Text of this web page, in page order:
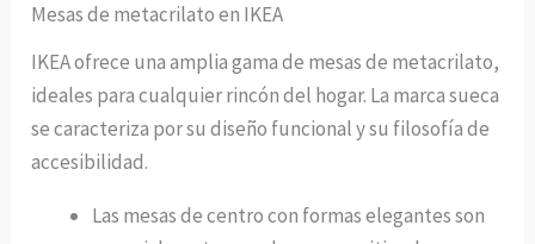
Mesas de metacrilato en IKEA
IKEA ofrece una amplia gama de mesas de metacrilato,
ideales para cualquier rincón del hogar. La marca sueca
se caracteriza por su diseño funcional y su filosofía de
accesibilidad.
Las mesas de centro con formas elegantes son